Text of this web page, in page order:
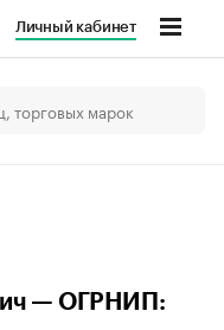
Личный кабинет
— ОГРНИП: